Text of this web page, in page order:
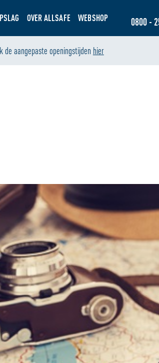
OVER ALLSAFE WEBSHOP 0800 -
de aangepaste openingstijden hier